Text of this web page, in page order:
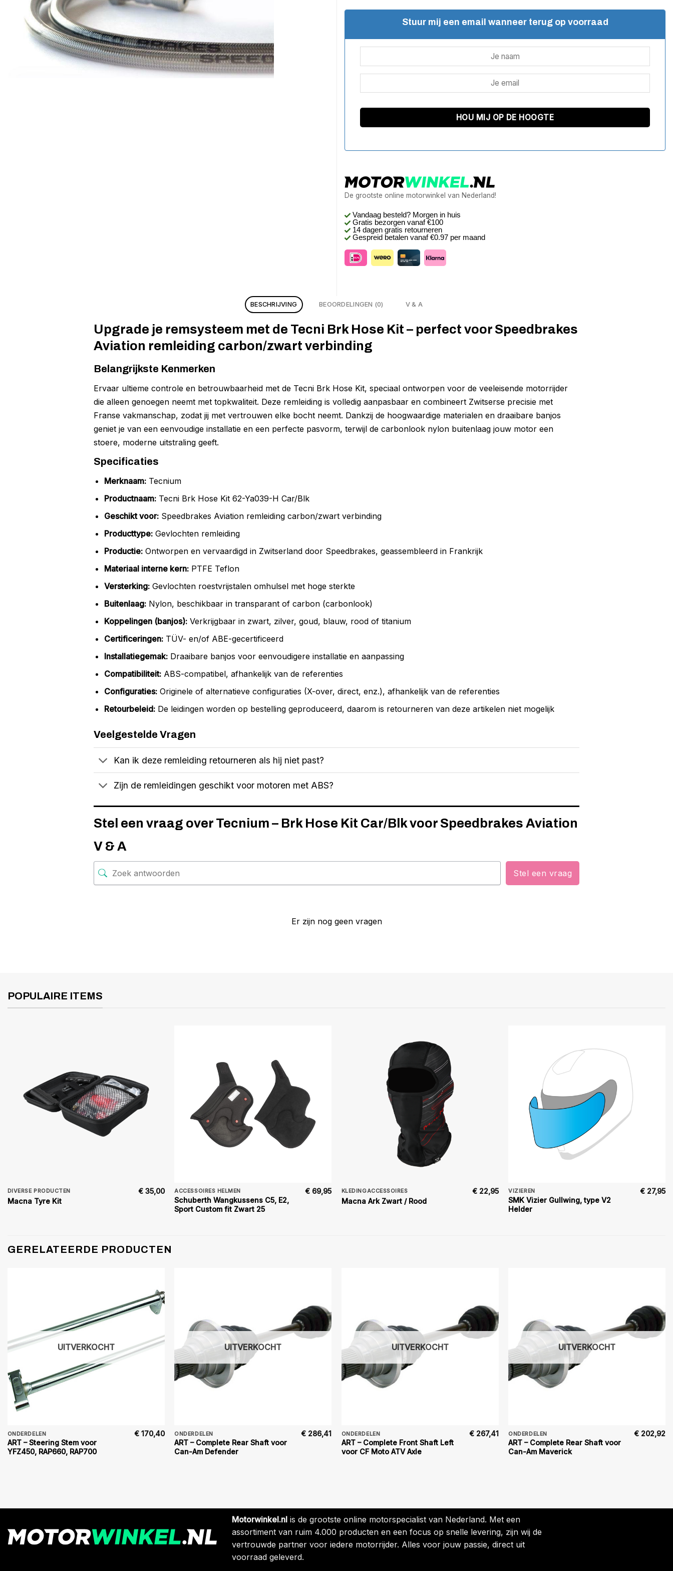
Stuur mij een email wanneer terug op voorraad
De grootste online motorwinkel van Nederland!
Vandaag besteld? Morgen in huis
Gratis bezorgen vanaf €100
14 dagen gratis retourneren
Gespreid betalen vanaf €0.97 per maand
BESCHRIJVING BEOORDELINGEN (0) V & A
Upgrade je remsysteem met de Tecni Brk Hose Kit – perfect voor Speedbrakes
Aviation remleiding carbon/zwart verbinding
Belangrijkste Kenmerken
Ervaar ultieme controle en betrouwbaarheid met de Tecni Brk Hose Kit, speciaal ontworpen voor de veeleisende motorrijder
die alleen genoegen neemt met topkwaliteit. Deze remleiding is volledig aanpasbaar en combineert Zwitserse precisie met
Franse vakmanschap, zodat jij met vertrouwen elke bocht neemt. Dankzij de hoogwaardige materialen en draaibare banjos
geniet je van een eenvoudige installatie en een perfecte pasvorm, terwijl de carbonlook nylon buitenlaag jouw motor een
stoere, moderne uitstraling geeft.
Specificaties
Merknaam:Tecnium
Productnaam:Tecni Brk Hose Kit 62-Ya039-H Car/Blk
Geschikt voor:Speedbrakes Aviation remleiding carbon/zwart verbinding
Producttype:Gevlochten remleiding
Productie:Ontworpen en vervaardigd in Zwitserland door Speedbrakes, geassembleerd in Frankrijk
Materiaal interne kern:PTFE Teflon
Versterking:Gevlochten roestvrijstalen omhulsel met hoge sterkte
Buitenlaag:Nylon, beschikbaar in transparant of carbon (carbonlook)
Koppelingen (banjos):Verkrijgbaar in zwart, zilver, goud, blauw, rood of titanium
Certificeringen:TÜV- en/of ABE-gecertificeerd
Installatiegemak:Draaibare banjos voor eenvoudigere installatie en aanpassing
Compatibiliteit:ABS-compatibel, afhankelijk van de referenties
Configuraties:Originele of alternatieve configuraties (X-over, direct, enz.), afhankelijk van de referenties
Retourbeleid:De leidingen worden op bestelling geproduceerd, daarom is retourneren van deze artikelen niet mogelijk
Veelgestelde Vragen
Kan ik deze remleiding retourneren als hij niet past?
Zijn de remleidingen geschikt voor motoren met ABS?
Stel een vraag over Tecnium – Brk Hose Kit Car/Blk voor Speedbrakes Aviation
V & A
Stel een vraag
Er zijn nog geen vragen
POPULAIRE ITEMS
DIVERSE PRODUCTEN
Macna Tyre Kit
€35,00 ACCESSOIRES HELMEN
Schuberth Wangkussens C5, E2,
Sport Custom fit Zwart 25
€ 69,95 KLEDINGACCESSOIRES
Macna Ark Zwart / Rood
€22,95 VIZIEREN
SMK Vizier Gullwing, type V2
Helder
€ 27,95
GERELATEERDE PRODUCTEN
UITVERKOCHT
ONDERDELEN
ART – Steering Stem voor
YFZ450, RAP660, RAP700
€170,40
UITVERKOCHT
ONDERDELEN
ART – Complete Rear Shaft voor
Can-Am Defender
€ 286,41
UITVERKOCHT
ONDERDELEN
ART – Complete Front Shaft Left
voor CF Moto ATV Axle
€267,41
UITVERKOCHT
ONDERDELEN
ART – Complete Rear Shaft voor
Can-Am Maverick
€ 202,92
Motorwinkel.nl is de grootste online motorspecialist van Nederland. Met een
assortiment van ruim 4.000 producten en een focus op snelle levering, zijn wij de
vertrouwde partner voor iedere motorrijder. Alles voor jouw passie, direct uit
voorraad geleverd.